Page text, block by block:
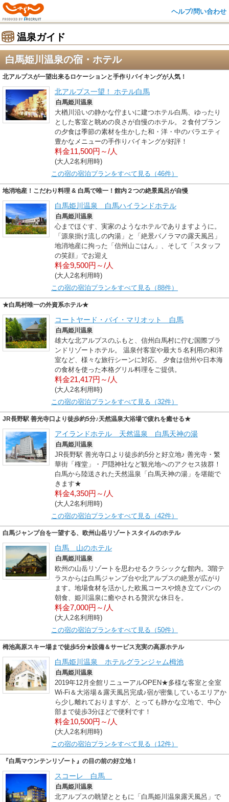
ヘルプ/問い合わせ
温泉ガイド
白馬姫川温泉の宿・ホテル
北アルプスが一望出来るロケーションと手作りバイキングが人気！
北アルプス一望！ ホテル白馬
白馬姫川温泉
大楢川沿いの静かな佇まいに建つホテル白馬、ゆったり
とした客室と眺めの良さが自慢のホテル。２食付プラン
の夕食は季節の素材を生かした和・洋・中のバラエティ
豊かなメニューの手作りバイキングが好評！
料金11,500円～/人
(大人2名利用時)
この宿の宿泊プランをすべて見る（46件）
地消地産！こだわり料理 & 白馬で唯一！館内２つの絶景風呂が自慢
白馬姫川温泉 白馬ハイランドホテル
白馬姫川温泉
心までほぐす、実家のようなホテルでありますように。
「源泉掛け流しの内湯」と「絶景パノラマの露天風呂」
地消地産に拘った「信州山ごはん」、そして「スタッフ
の笑顔」でお迎え
料金9,500円～/人
(大人2名利用時)
この宿の宿泊プランをすべて見る（88件）
★白馬村唯一の外資系ホテル★
コートヤード・バイ・マリオット 白馬
白馬姫川温泉
雄大な北アルプスのふもと、信州白馬村に佇む国際ブラ
ンドリゾートホテル。 温泉付客室や最大５名利用の和洋
室など、様々な旅行シーンに対応。 夕食は信州や日本海
の食材を使った本格グリル料理をご提供。
料金21,417円～/人
(大人2名利用時)
この宿の宿泊プランをすべて見る（32件）
JR長野駅 善光寺口より徒歩約5分♪天然温泉大浴場で疲れを癒せる★
アイランドホテル 天然温泉 白馬天神の湯
白馬姫川温泉
JR長野駅 善光寺口より徒歩約5分と好立地♪ 善光寺・繁
華街「権堂」・戸隠神社など観光地へのアクセス抜群！
白馬から陸送された天然温泉「白馬天神の湯」を堪能で
きます★
料金4,350円～/人
(大人2名利用時)
この宿の宿泊プランをすべて見る（42件）
白馬ジャンプ台を一望する、欧州山岳リゾートスタイルのホテル
白馬 山のホテル
白馬姫川温泉
欧州の山岳リゾートを思わせるクラシックな館内。3階テ
ラスからは白馬ジャンプ台や北アルプスの絶景が広がり
ます。地場食材を活かした欧風コースや焼き立てパンの
朝食、姫川温泉に癒やされる贅沢な休日を。
料金7,000円～/人
(大人2名利用時)
この宿の宿泊プランをすべて見る（50件）
栂池高原スキー場まで徒歩5分★設備＆サービス充実の高原ホテル
白馬姫川温泉 ホテルグランジャム栂池
白馬姫川温泉
2019年12月全館リニューアルOPEN★多様な客室と全室
Wi-Fi＆大浴場＆露天風呂完成♪宿が密集しているエリアか
ら少し離れておりますが、とっても静かな立地で、中心
部まで徒歩3分ほどで便利です！
料金10,500円～/人
(大人2名利用時)
この宿の宿泊プランをすべて見る（12件）
『白馬マウンテンリゾート』の目の前の好立地！
スコーレ 白馬
白馬姫川温泉
北アルプスの眺望とともに「白馬姫川温泉露天風呂」で